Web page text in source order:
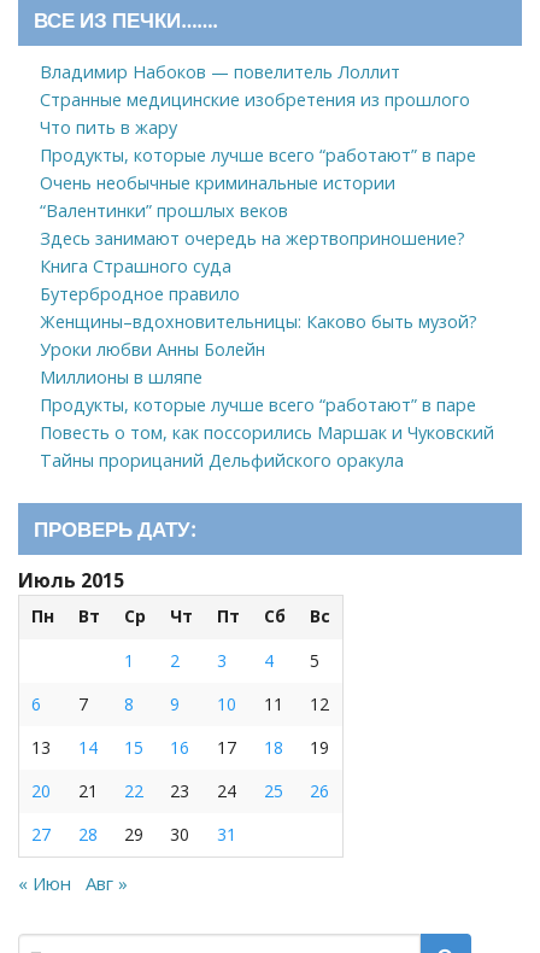
ВСЕ ИЗ ПЕЧКИ…….
Владимир Набоков — повелитель Лоллит
Странные медицинские изобретения из прошлого
Что пить в жару
Продукты, которые лучше всего “работают” в паре
Очень необычные криминальные истории
“Валентинки” прошлых веков
Здесь занимают очередь на жертвоприношение?
Книга Страшного суда
Бутербродное правило
Женщины–вдохновительницы: Каково быть музой?
Уроки любви Анны Болейн
Миллионы в шляпе
Продукты, которые лучше всего “работают” в паре
Повесть о том, как поссорились Маршак и Чуковский
Тайны прорицаний Дельфийского оракула
ПРОВЕРЬ ДАТУ:
Июль 2015
Пн Вт Ср Чт Пт Сб
Вс
1
2 3 4
5
6
7 8 9 10 11
12
13
14 15 16 17 18
19
20
21 22 23 24 25
26
27
28 29 30 31
« Июн Авг »